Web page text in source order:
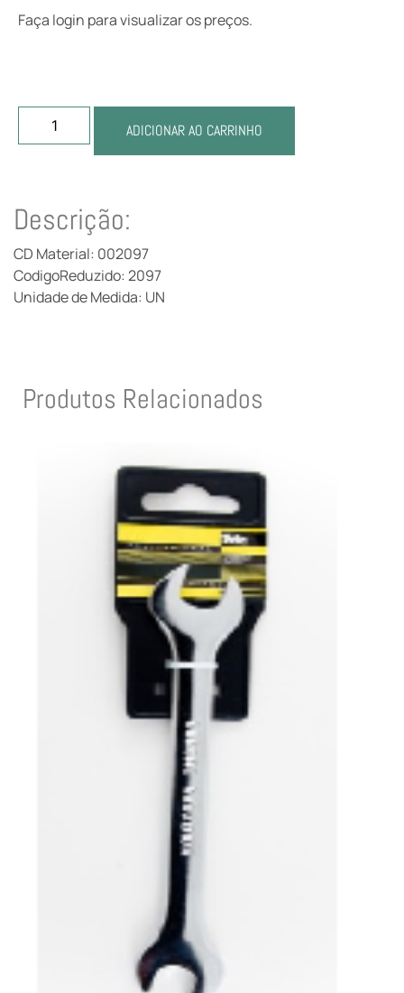
Faça login para visualizar os preços.
ADICIONAR AO CARRINHO
Descrição:
CD Material: 002097
CodigoReduzido: 2097
Unidade de Medida: UN
Produtos Relacionados